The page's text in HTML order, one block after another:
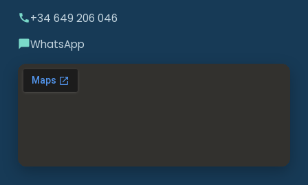
+34 649 206 046
WhatsApp